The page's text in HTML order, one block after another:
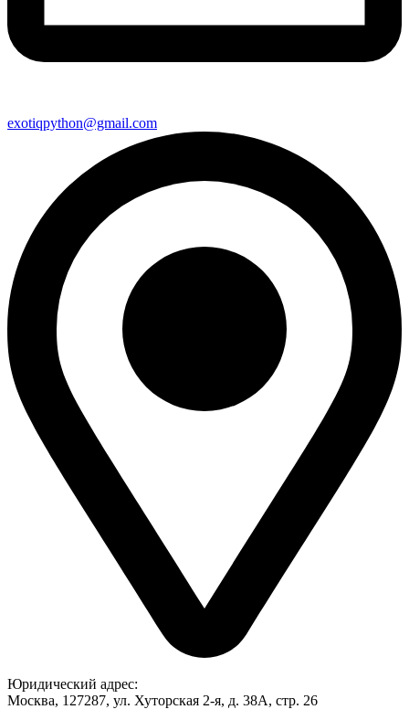
exotiqpython@gmail.com
Юридический адрес:
Москва, 127287, ул. Хуторская 2-я, д. 38А, стр. 26